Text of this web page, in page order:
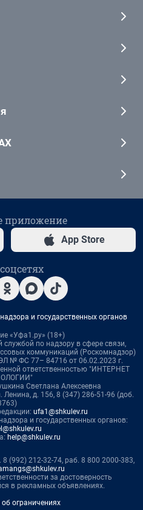
приложение
App Store
и государственных органов
«Уфа1.ру» (18+)
по надзору в сфере связи,
коммуникаций (Роскомнадзор)
№ ФС 77– 84716 от 06.02.2023 г.
ответственностью "ИНТЕРНЕТ
Светлана Алексеевна
Ленина, д. 156, 8 (347) 286-51-96 (доб.
ufa1@shkulev.ru
и государственных органов:
help@shkulev.ru
(992) 212-32-74, раб. 8 800 2000-383,
за достоверность
в рекламных объявлениях.
ограничениях